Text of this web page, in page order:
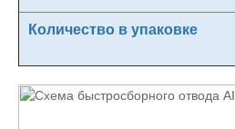
Количество в упаковке